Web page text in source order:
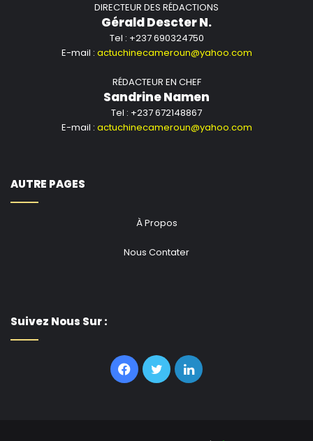
DIRECTEUR DES RÉDACTIONS
Gérald Descter N.
Tel : +237 690324750
E-mail : actuchinecameroun@yahoo.com
RÉDACTEUR EN CHEF
Sandrine Namen
Tel : +237 672148867
E-mail : actuchinecameroun@yahoo.com
AUTRE PAGES
À Propos
Nous Contater
Suivez Nous Sur :
Facebook
TwitterLinkedin